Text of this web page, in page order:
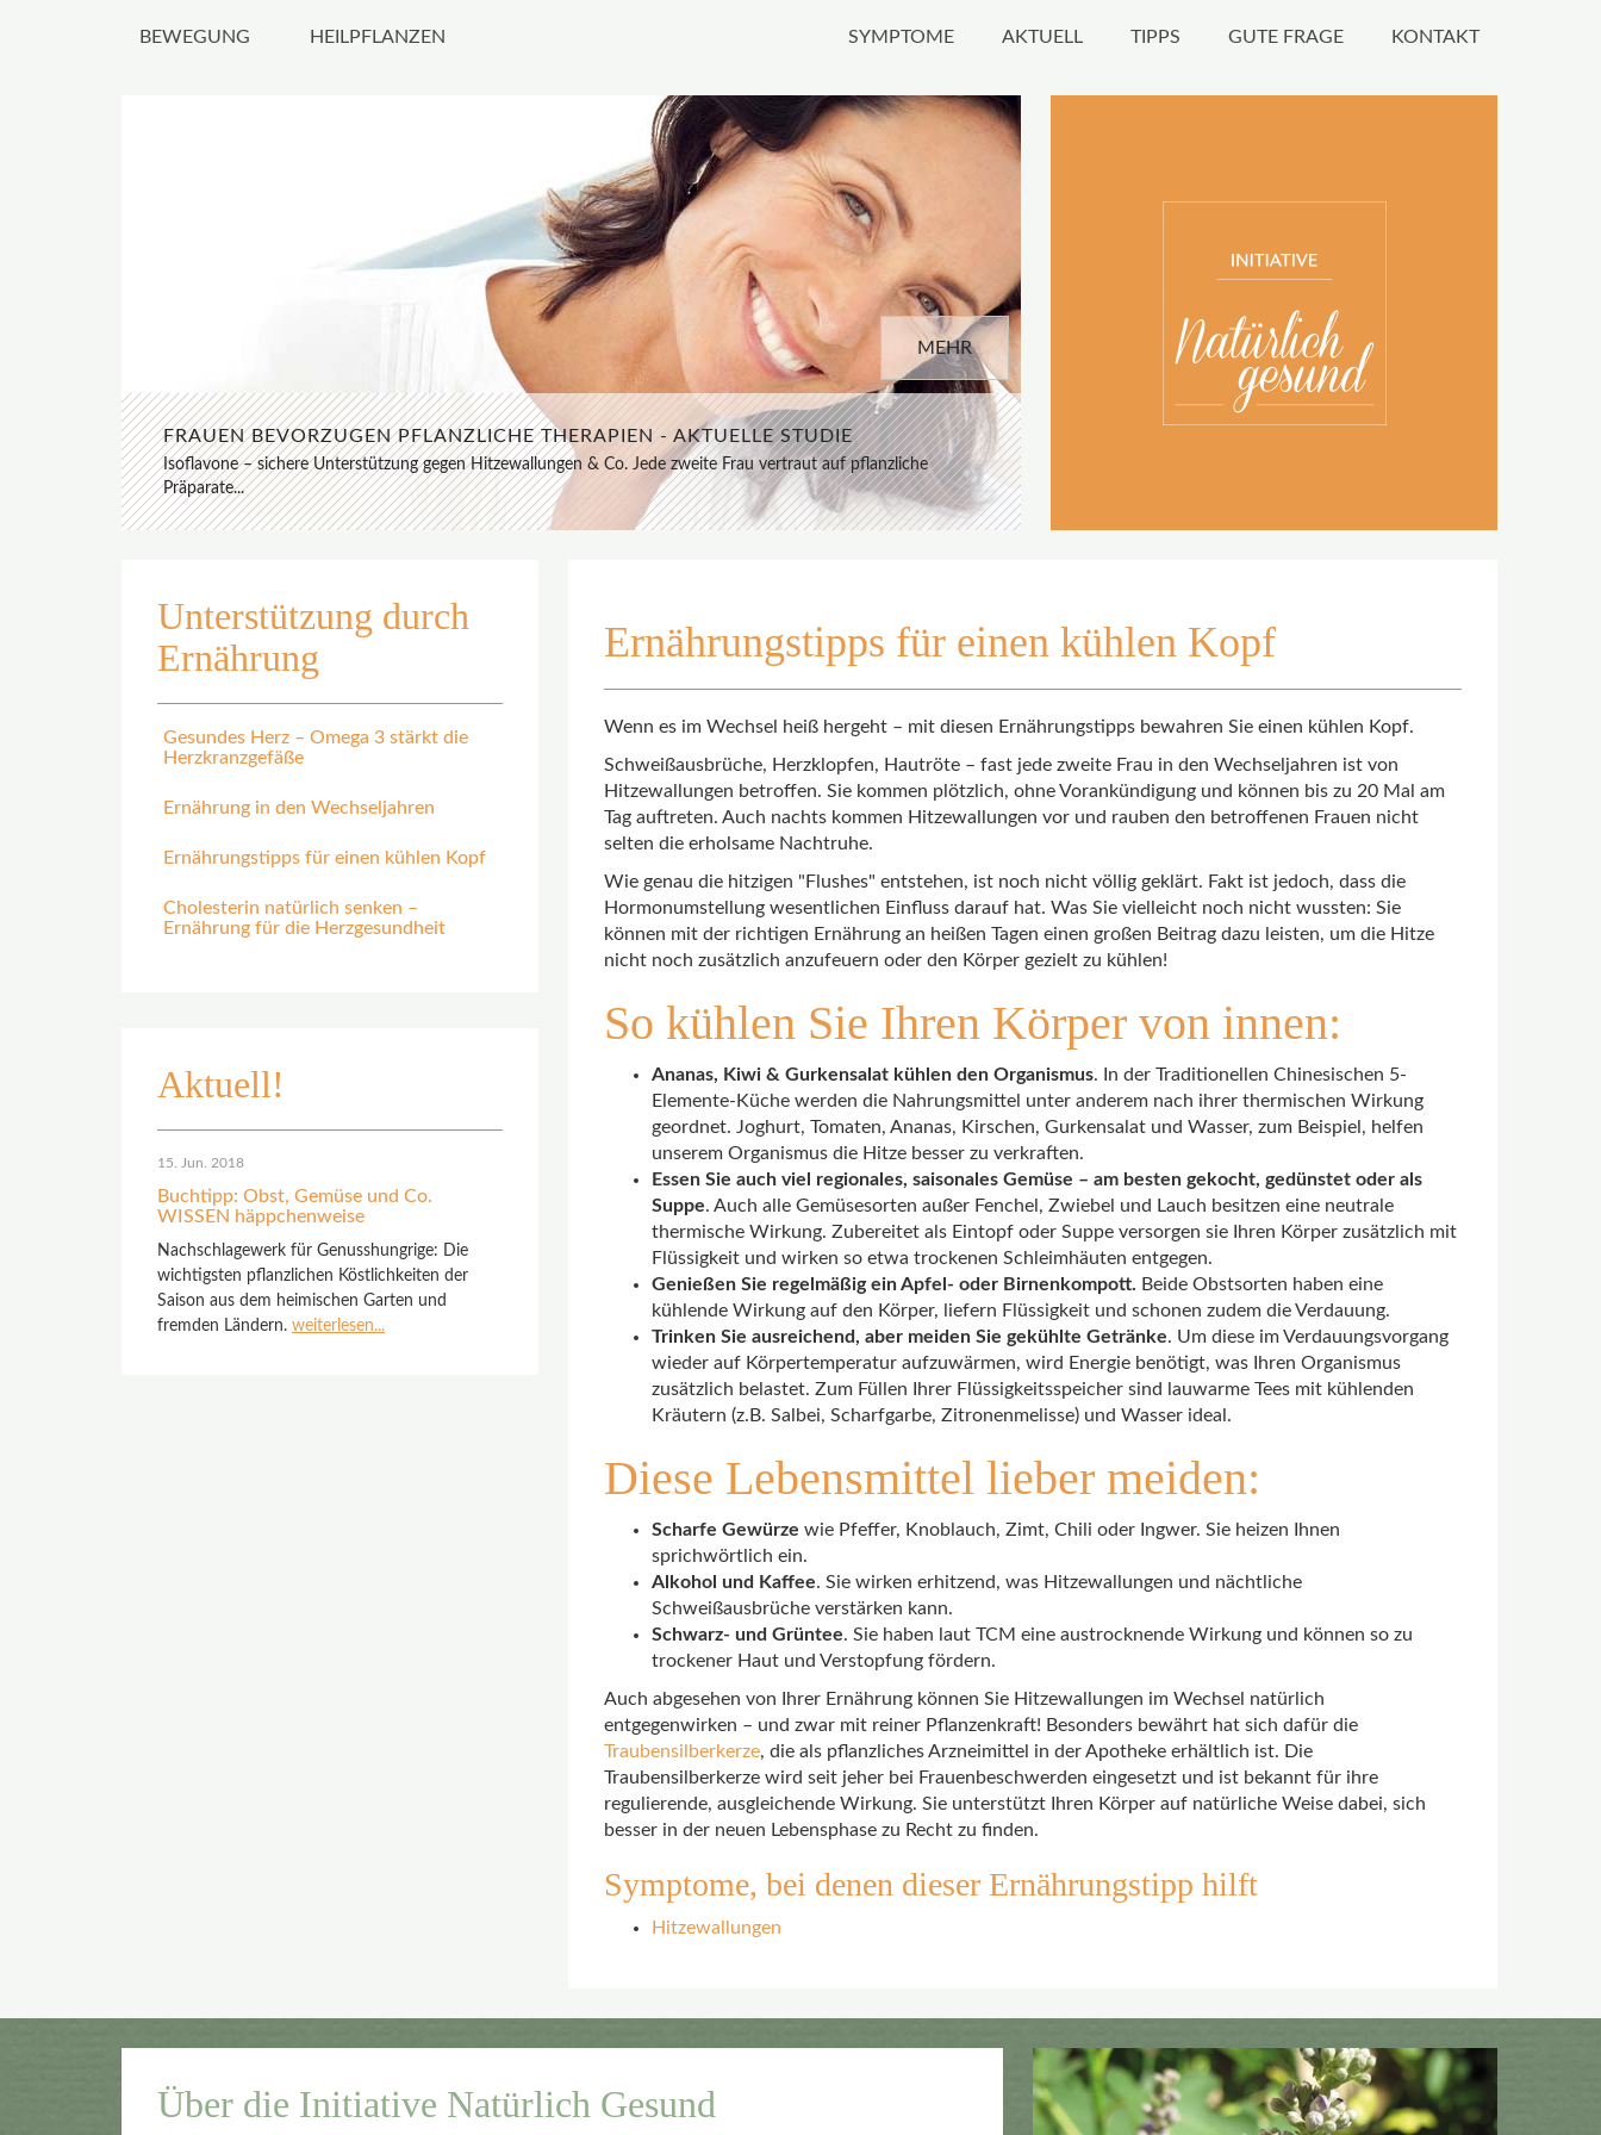
BEWEGUNG HEILPFLANZEN SYMPTOME AKTUELL TIPPS GUTE FRAGE KONTAKT
FRAUEN BEVORZUGEN PFLANZLICHE THERAPIEN - AKTUELLE STUDIE
Isoflavone – sichere Unterstützung gegen Hitzewallungen & Co. Jede zweite Frau vertraut auf pflanzliche
Präparate...
MEHR
WEIBLICHE SEXUELLE LUSTLOSIGKEIT - URSACHEN UND THERAPIE
Keine Lust auf Sex? Stress oder hormonell bedingte Lustlosigkeit! Jede 3. Frau ist davon betroffen! Jetzt gibt es
eine neue pflanzliche Therapieoption aus der Apotheke: Damiana wirkt durchblutungsfördernd, hormonell
stabilisierend, entspannend und angstlösend ...
MEHR
Unterstützung durch
Ernährung
Gesundes Herz – Omega 3 stärkt die
Herzkranzgefäße
Ernährung in den Wechseljahren
Ernährungstipps für einen kühlen Kopf
Cholesterin natürlich senken –
Ernährung für die Herzgesundheit
Ernährungstipps für einen kühlen Kopf
Wenn es im Wechsel heiß hergeht – mit diesen Ernährungstipps bewahren Sie einen kühlen Kopf.
Schweißausbrüche, Herzklopfen, Hautröte – fast jede zweite Frau in den Wechseljahren ist von
Hitzewallungen betroffen. Sie kommen plötzlich, ohne Vorankündigung und können bis zu 20 Mal am
Tag auftreten. Auch nachts kommen Hitzewallungen vor und rauben den betroffenen Frauen nicht
selten die erholsame Nachtruhe.
Wie genau die hitzigen "Flushes" entstehen, ist noch nicht völlig geklärt. Fakt ist jedoch, dass die
Hormonumstellung wesentlichen Einfluss darauf hat. Was Sie vielleicht noch nicht wussten: Sie
können mit der richtigen Ernährung an heißen Tagen einen großen Beitrag dazu leisten, um die Hitze
nicht noch zusätzlich anzufeuern oder den Körper gezielt zu kühlen!
So kühlen Sie Ihren Körper von innen:
Ananas, Kiwi & Gurkensalat kühlen den Organismus. In der Traditionellen Chinesischen 5-
Elemente-Küche werden die Nahrungsmittel unter anderem nach ihrer thermischen Wirkung
geordnet. Joghurt, Tomaten, Ananas, Kirschen, Gurkensalat und Wasser, zum Beispiel, helfen
unserem Organismus die Hitze besser zu verkraften.
Essen Sie auch viel regionales, saisonales Gemüse – am besten gekocht, gedünstet oder als
Suppe. Auch alle Gemüsesorten außer Fenchel, Zwiebel und Lauch besitzen eine neutrale
thermische Wirkung. Zubereitet als Eintopf oder Suppe versorgen sie Ihren Körper zusätzlich mit
Flüssigkeit und wirken so etwa trockenen Schleimhäuten entgegen.
Genießen Sie regelmäßig ein Apfel- oder Birnenkompott. Beide Obstsorten haben eine
kühlende Wirkung auf den Körper, liefern Flüssigkeit und schonen zudem die Verdauung.
Trinken Sie ausreichend, aber meiden Sie gekühlte Getränke. Um diese im Verdauungsvorgang
wieder auf Körpertemperatur aufzuwärmen, wird Energie benötigt, was Ihren Organismus
zusätzlich belastet. Zum Füllen Ihrer Flüssigkeitsspeicher sind lauwarme Tees mit kühlenden
Kräutern (z.B. Salbei, Scharfgarbe, Zitronenmelisse) und Wasser ideal.
Diese Lebensmittel lieber meiden:
Scharfe Gewürze wie Pfeffer, Knoblauch, Zimt, Chili oder Ingwer. Sie heizen Ihnen
sprichwörtlich ein.
Alkohol und Kaffee. Sie wirken erhitzend, was Hitzewallungen und nächtliche
Schweißausbrüche verstärken kann.
Schwarz- und Grüntee. Sie haben laut TCM eine austrocknende Wirkung und können so zu
trockener Haut und Verstopfung fördern.
Auch abgesehen von Ihrer Ernährung können Sie Hitzewallungen im Wechsel natürlich
entgegenwirken – und zwar mit reiner Pflanzenkraft! Besonders bewährt hat sich dafür die
Traubensilberkerze, die als pflanzliches Arzneimittel in der Apotheke erhältlich ist. Die
Traubensilberkerze wird seit jeher bei Frauenbeschwerden eingesetzt und ist bekannt für ihre
regulierende, ausgleichende Wirkung. Sie unterstützt Ihren Körper auf natürliche Weise dabei, sich
besser in der neuen Lebensphase zu Recht zu finden.
Symptome, bei denen dieser Ernährungstipp hilft
Hitzewallungen
Aktuell!
15. Jun. 2018
Buchtipp: Obst, Gemüse und Co.
WISSEN häppchenweise
Nachschlagewerk für Genusshungrige: Die
wichtigsten pflanzlichen Köstlichkeiten der
Saison aus dem heimischen Garten und
fremden Ländern. weiterlesen...
Über die Initiative Natürlich Gesund